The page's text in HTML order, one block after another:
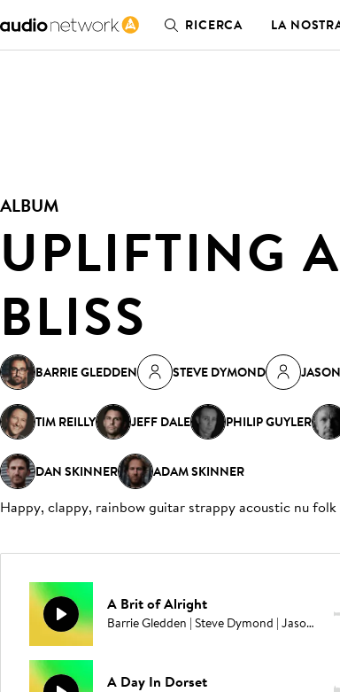
RICERCA LA
ALBUM
UPLIFTING
BLISS
BARRIE GLEDDEN STEVE DYMOND
TIM REILLY JEFF DALE PHILIP GUYLER
DAN SKINNER ADAM SKINNER
Happy, clappy, rainbow guitar strappy acoustic nu
A Brit of Alright
Barrie Gledden | Steve Dymond | Jason Pedder
A Day In Dorset